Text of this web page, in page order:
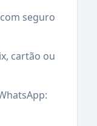
seguro
cartão ou